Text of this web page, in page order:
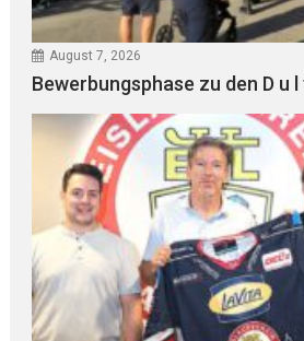
August 7, 2026
Bewerbungsphase zu den D u